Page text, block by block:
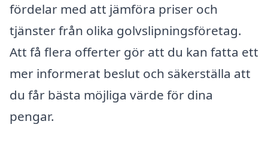
fördelar med att jämföra priser och
tjänster från olika golvslipningsföretag.
Att få flera offerter gör att du kan fatta ett
mer informerat beslut och säkerställa att
du får bästa möjliga värde för dina
pengar.